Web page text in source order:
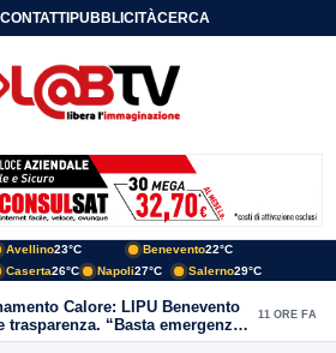
CONTATTIPUBBLICITÀCERCA
Avellino23°C Benevento22°C
Caserta26°C Napoli27°C Salerno29°C
Calore: LIPU Benevento
trasparenza. “Basta emergenze:
continuare a trattare i
11 ORE FA